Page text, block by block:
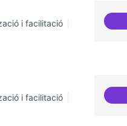
i facilitació
i facilitació